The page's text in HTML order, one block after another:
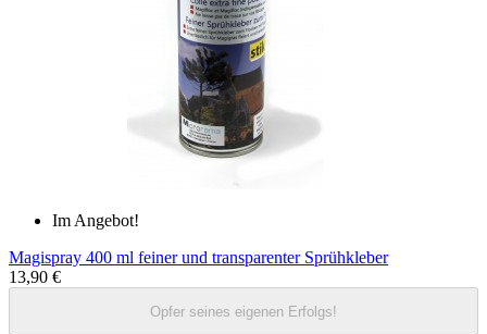
Im Angebot!
Magispray 400 ml feiner und transparenter Sprühkleber
13,90 €
Opfer seines eigenen Erfolgs!